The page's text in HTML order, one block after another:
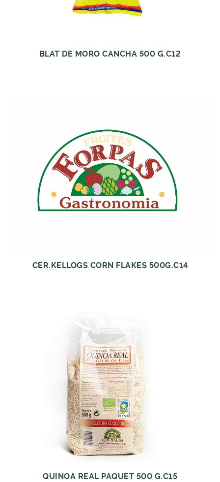
BLAT DE MORO CANCHA 500 G.C12
CER.KELLOGS CORN FLAKES 500G.C14
QUINOA REAL PAQUET 500 G.C15